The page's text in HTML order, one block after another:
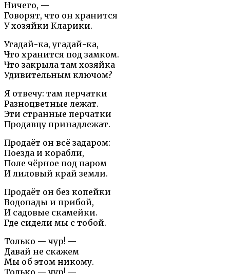
Ничего, —
Говорят, что он хранится
У хозяйки Кларики.
Угадай-ка, угадай-ка,
Что хранится под замком.
Что закрыла там хозяйка
Удивительным ключом?
Я отвечу: там перчатки
Разноцветные лежат.
Эти странные перчатки
Продавцу принадлежат.
Продаёт он всё задаром:
Поезда и корабли,
Поле чёрное под паром
И лиловый край земли.
Продаёт он без копейки
Водопады и прибой,
И садовые скамейки.
Где сидели мы с тобой.
Только — чур! —
Давай не скажем
Мы об этом никому.
Только — чур! —